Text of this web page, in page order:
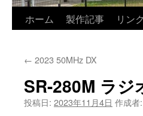
ホーム 製作記事 リン
← 2023 50MHz DX
SR-280M ラ
投稿日: 2023年11月4日 作成者: